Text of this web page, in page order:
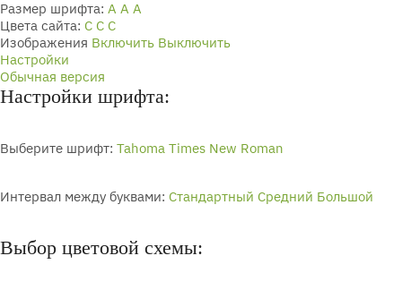
Размер шрифта: A A A
Цвета сайта: С С С
Изображения Включить Выключить
Настройки
Обычная версия
Настройки шрифта:
Выберите шрифт: Tahoma Times New Roman
Интервал между буквами: Стандартный Средний Большой
Выбор цветовой схемы: